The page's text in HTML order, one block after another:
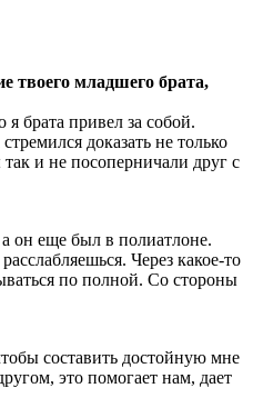
твоего младшего брата,
брата привел за собой.
доказать не только
и не посоперничали друг с
он еще был в полиатлоне.
Через какое-то
по полной. Со стороны
составить достойную мне
это помогает нам, дает